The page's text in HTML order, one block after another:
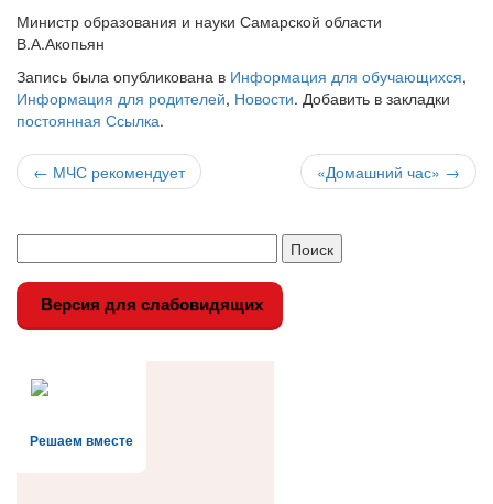
Министр образования и науки Самарской области
В.А.Акопьян
Запись была опубликована в Информация для обучающихся,
Информация для родителей, Новости. Добавить в закладки
постоянная Ссылка.
Навигация
записи
← МЧС рекомендует «Домашний час» →
Версия для слабовидящих
Решаем вместе